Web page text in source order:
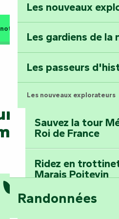
Faymoreau :
épopée minière
Terre d’étoiles :
Les nouveaux
Les gardiens de la
Les passeurs
Les nouveaux explorateurs
Sauvez la tour
Roi de France
Ridez en
Marais Poitevin
Embarquez pour
Randonnées
FAQ générale
aussi
en canoë sur le lac de
Mervent